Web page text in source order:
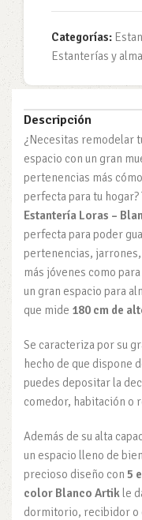
Categorías:
Estanterías y
Descripción
¿Necesitas remodelar
espacio con un gran
pertenencias más
perfecta para tu hogar?
Estantería Loras –
perfecta para poder
pertenencias,
más jóvenes como
un gran espacio para
que mide 180 cm de
Se caracteriza por su
hecho de que dispone
puedes depositar la
comedor, habitación o
Además de su alta
un espacio lleno de
precioso diseño con 5
color Blanco Artik le
dormitorio, recibidor o